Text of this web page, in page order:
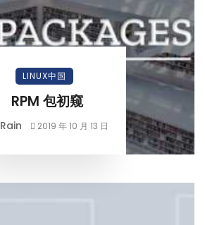
LINUX中国
RPM 包初窥
Rain 2019 年 10 月 13 日